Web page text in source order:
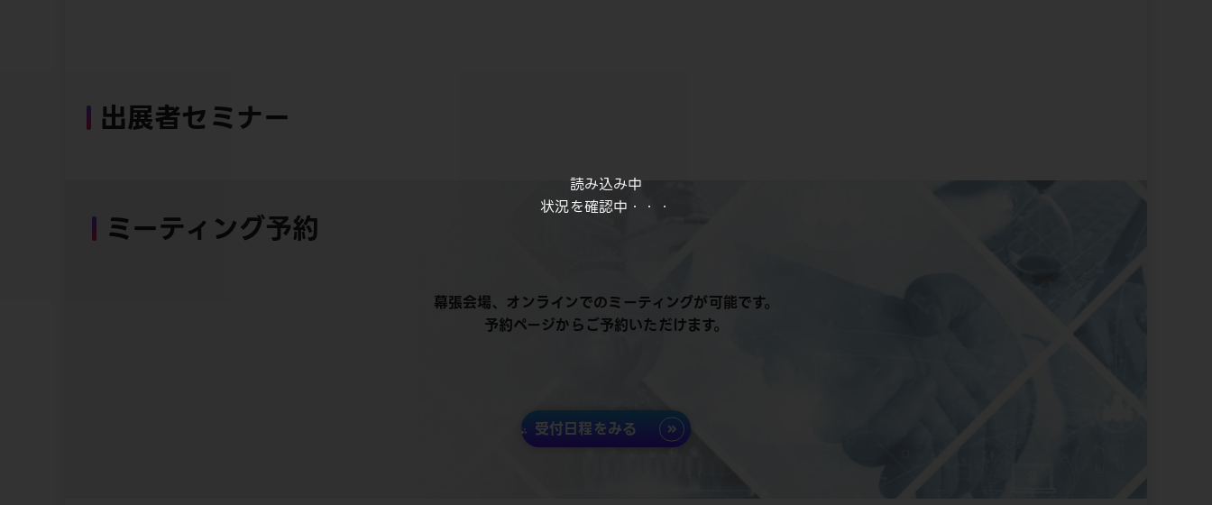
読み込み中
状況を確認中・・・
出展者セミナー
ミーティング予約
幕張会場、オンラインでのミーティングが可能です。
予約ページからご予約いただけます。
受付日程をみる